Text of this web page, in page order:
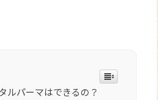
ルパーマはできるの？